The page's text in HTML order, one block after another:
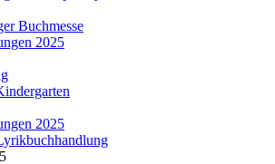
Buchmesse
2025
2025